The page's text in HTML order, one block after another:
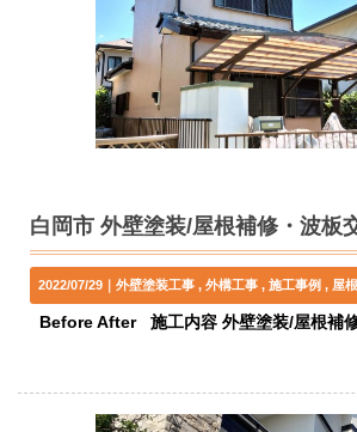
2022/07/29｜外壁塗装工事 外構工事 施工事例 屋
Before After 施工内容 外壁塗装/屋根補